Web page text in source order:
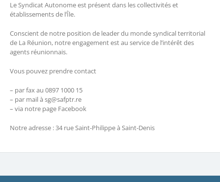
Le Syndicat Autonome est présent dans les collectivités et
établissements de l’Île.
Conscient de notre position de leader du monde syndical territorial
de La Réunion, notre engagement est au service de l’intérêt des
agents réunionnais.
Vous pouvez prendre contact
– par fax au 0897 1000 15
– par mail à sg@safptr.re
– via notre page Facebook
Notre adresse : 34 rue Saint-Philippe à Saint-Denis